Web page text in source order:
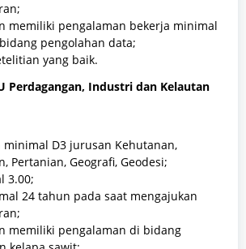
memiliki pengalaman bekerja minimal
pengolahan data;
yang baik.
Perdagangan, Industri dan Kelautan
minimal D3 jurusan Kehutanan,
Pertanian, Geografi, Geodesi;
3.00;
24 tahun pada saat mengajukan
memiliki pengalaman di bidang